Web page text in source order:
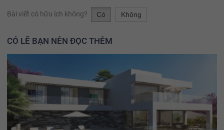
Bài viết có hữu ích không? Có Không
CÓ LẼ BẠN NÊN ĐỌC THÊM